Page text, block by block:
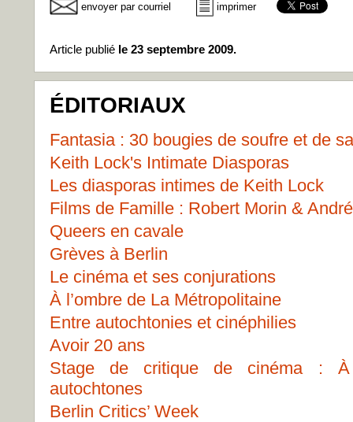
envoyer par courriel imprimer
Article publié le 23 septembre 2009.
ÉDITORIAUX
Fantasia : 30 bougies de soufre et de
Keith Lock's Intimate Diasporas
Les diasporas intimes de Keith Lock
Films de Famille : Robert Morin &
Queers en cavale
Grèves à Berlin
Le cinéma et ses conjurations
À l’ombre de La Métropolitaine
Entre autochtonies et cinéphilies
Avoir 20 ans
Stage de critique de cinéma : À
autochtones
Berlin Critics’ Week